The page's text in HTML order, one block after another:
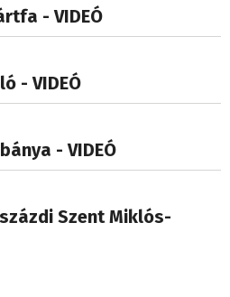
- VIDEÓ
- VIDEÓ
- VIDEÓ
Szent Miklós-